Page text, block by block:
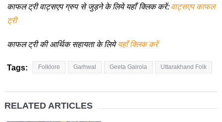
काफल ट्री वाट्सएप ग्रुप से जुड़ने के लिये यहाँ क्लिक करें:वाट्सएप काफल
ट्री
काफल ट्री की आर्थिक सहायता के लियेयहाँ क्लिक करें
Tags: Folklore Garhwal Geeta Gairola Uttarakhand Folk
RELATED ARTICLES